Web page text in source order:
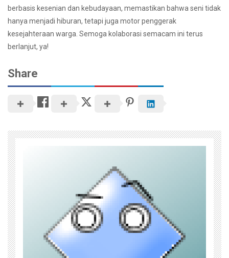
berbasis kesenian dan kebudayaan, memastikan bahwa seni tidak
hanya menjadi hiburan, tetapi juga motor penggerak
kesejahteraan warga. Semoga kolaborasi semacam ini terus
berlanjut, ya!
Share